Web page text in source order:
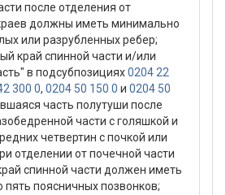
после отделения от
должны иметь минимально
или разрубленных ребер;
край спинной части и/или
в подсубпозициях0204 22
300 0, 0204 50 150 0 и 0204 50
часть полутуши после
части с голяшкой и
четвертин с почкой или
отделении от почечной части
спинной части должен иметь
поясничных позвонков;